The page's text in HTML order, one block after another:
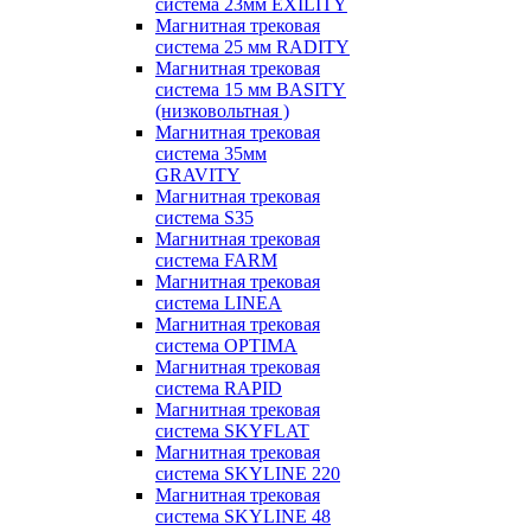
система 23мм EXILITY
Магнитная трековая
система 25 мм RADITY
Магнитная трековая
система 15 мм BASITY
(низковольтная )
Магнитная трековая
система 35мм
GRAVITY
Магнитная трековая
система S35
Магнитная трековая
система FARM
Магнитная трековая
система LINEA
Магнитная трековая
система OPTIMA
Магнитная трековая
система RAPID
Магнитная трековая
система SKYFLAT
Магнитная трековая
система SKYLINE 220
Магнитная трековая
система SKYLINE 48